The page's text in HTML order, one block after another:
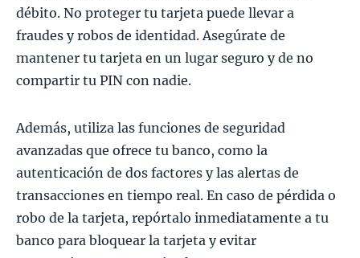
débito. No proteger tu tarjeta puede llevar a
fraudes y robos de identidad. Asegúrate de
mantener tu tarjeta en un lugar seguro y de no
compartir tu PIN con nadie.
Además, utiliza las funciones de seguridad
avanzadas que ofrece tu banco, como la
autenticación de dos factores y las alertas de
transacciones en tiempo real. En caso de pérdida o
robo de la tarjeta, repórtalo inmediatamente a tu
banco para bloquear la tarjeta y evitar